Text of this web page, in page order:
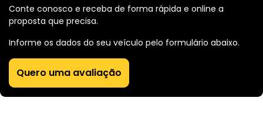
Conte conosco e receba de forma rápida e online a
proposta que precisa.
Informe os dados do seu veículo pelo formulário abaixo.
Quero uma avaliação